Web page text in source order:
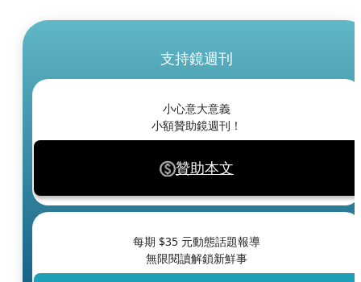
支持鏡週刊
小心意大意義
小額贊助鏡週刊！
贊助本文
每期 $35 元動態話題報導
無限閱讀解鎖新鮮事